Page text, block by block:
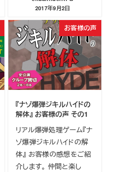
投稿日
2017年9月2日
お客様の声
『ナゾ爆弾ジキルハイドの
解体』 お客様の声 その1
リアル爆弾処理ゲーム『ナ
ゾ爆弾ジキルハイドの解
体』 お客様の感想をご紹
介します。 仲間と楽し